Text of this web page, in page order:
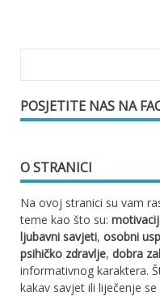
POSJETITE NAS NA
O STRANICI
Na ovoj stranici su vam
teme kao što su:
ljubavni savjeti, osobni
psihičko zdravlje, dobra
informativnog karaktera.
kakav savjet ili liječenje